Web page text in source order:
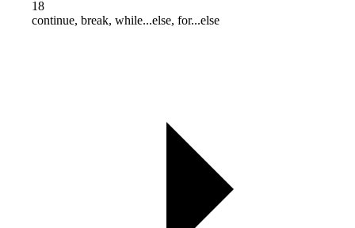
18
continue, break, while...else, for...else